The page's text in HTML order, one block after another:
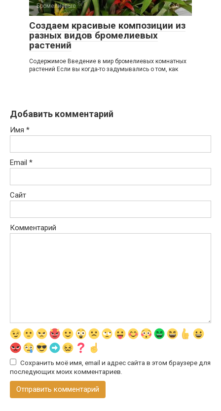
Бромелиевые 0
Создаем красивые композиции из
разных видов бромелиевых
растений
Содержимое Введение в мир бромелиевых комнатных
растений Если вы когда-то задумывались о том, как
Добавить комментарий
Имя *
Email *
Сайт
Комментарий
Сохранить моё имя, email и адрес сайта в этом браузере для
последующих моих комментариев.